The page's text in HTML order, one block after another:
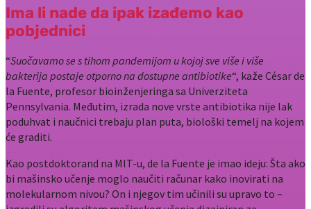
Ima li nade da ipak izađemo kao
pobjednici
“Suočavamo se s tihom pandemijom u kojoj sve više i više
bakterija postaje otporno na dostupne antibiotike“, kaže César de
la Fuente, profesor bioinženjeringa sa Univerziteta
Pennsylvania. Međutim, izrada nove vrste antibiotika nije lak
poduhvat i naučnici trebaju plan puta, biološki temelj na kojem
će graditi.
Kao postdoktorand na MIT-u, de la Fuente je imao ideju: Šta ako
bi mašinsko učenje moglo naučiti računar kako inovirati na
molekularnom nivou? On i njegov tim učinili su upravo to –